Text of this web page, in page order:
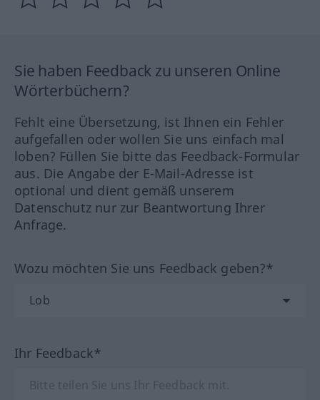
Sie haben Feedback zu unseren Online
Wörterbüchern?
Fehlt eine Übersetzung, ist Ihnen ein Fehler
aufgefallen oder wollen Sie uns einfach mal
loben? Füllen Sie bitte das Feedback-Formular
aus. Die Angabe der E-Mail-Adresse ist
optional und dient gemäß unserem
Datenschutz nur zur Beantwortung Ihrer
Anfrage.
Wozu möchten Sie uns Feedback geben?*
Ihr Feedback*